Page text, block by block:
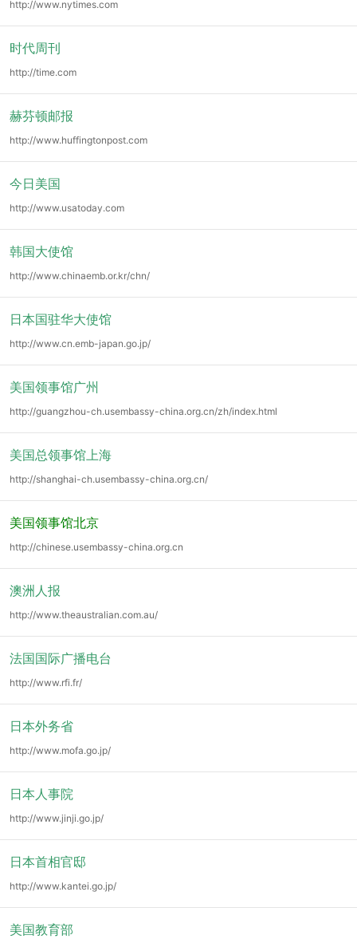
http://www.nytimes.com
时代周刊
http://time.com
赫芬顿邮报
http://www.huffingtonpost.com
今日美国
http://www.usatoday.com
韩国大使馆
http://www.chinaemb.or.kr/chn/
日本国驻华大使馆
http://www.cn.emb-japan.go.jp/
美国领事馆广州
http://guangzhou-ch.usembassy-china.org.cn/zh/index.html
美国总领事馆上海
http://shanghai-ch.usembassy-china.org.cn/
美国领事馆北京
http://chinese.usembassy-china.org.cn
澳洲人报
http://www.theaustralian.com.au/
法国国际广播电台
http://www.rfi.fr/
日本外务省
http://www.mofa.go.jp/
日本人事院
http://www.jinji.go.jp/
日本首相官邸
http://www.kantei.go.jp/
美国教育部